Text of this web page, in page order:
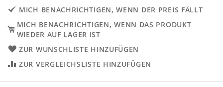
MICH BENACHRICHTIGEN, WENN DER PREIS FÄLLT
MICH BENACHRICHTIGEN, WENN DAS PRODUKT
WIEDER AUF LAGER IST
ZUR WUNSCHLISTE HINZUFÜGEN
ZUR VERGLEICHSLISTE HINZUFÜGEN